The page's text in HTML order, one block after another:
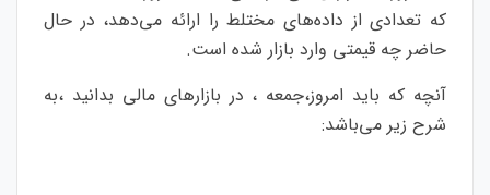
که تعدادی از داده‌های مختلط را ارائه می‌دهد، در حال
حاضر چه قیمتی وارد بازار شده است.
آنچه که باید امروز،جمعه ، در بازارهای مالی بدانید ،به
شرح زیر می‌باشد: